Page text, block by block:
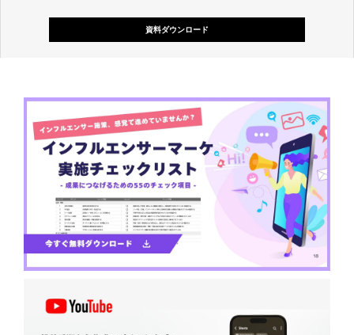
資料ダウンロード